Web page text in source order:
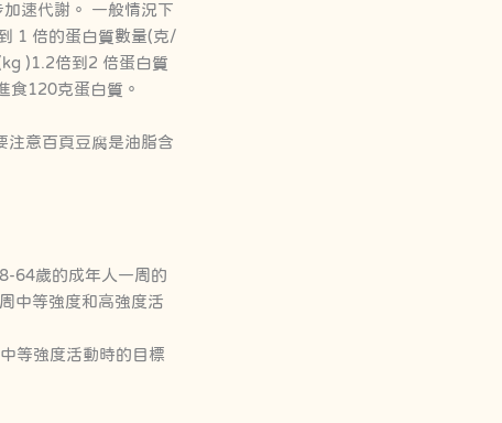
速代謝。 一般情況下
1 倍的蛋白質數量(克/
)1.2倍到2 倍蛋白質
食120克蛋白質。
注意百頁豆腐是油脂含
64歲的成年人一周的
中等強度和高強度活
等強度活動時的目標